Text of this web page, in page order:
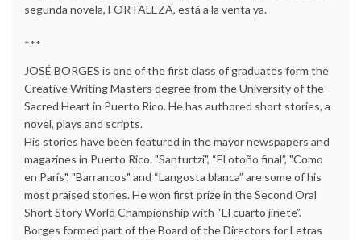
segunda novela, FORTALEZA, está a la venta ya.
***
JOSÉ BORGES is one of the first class of graduates form the
Creative Writing Masters degree from the University of the
Sacred Heart in Puerto Rico. He has authored short stories, a
novel, plays and scripts.
His stories have been featured in the mayor newspapers and
magazines in Puerto Rico. "Santurtzi", “El otoño final”, "Como
en París", "Barrancos" and “Langosta blanca” are some of his
most praised stories. He won first prize in the Second Oral
Short Story World Championship with “El cuarto jinete”.
Borges formed part of the Board of the Directors for Letras